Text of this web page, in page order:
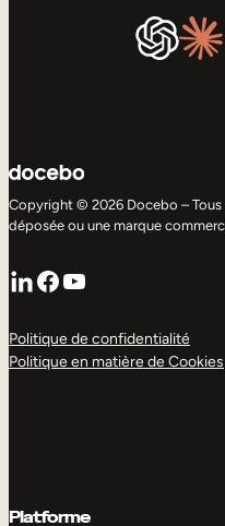
Copyright © 2026 Docebo –
déposée ou une marque
LinkedIn
Facebook
YouTube
Politique de confidentialité
Politique en matière de Cookies
Platforme